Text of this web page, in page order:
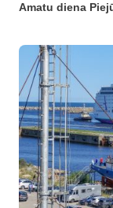
Amatu diena